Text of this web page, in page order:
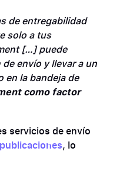
de entregabilidad
solo a tus
[…] puede
envío y llevar a un
en la bandeja de
como factor
servicios de envío
, lo